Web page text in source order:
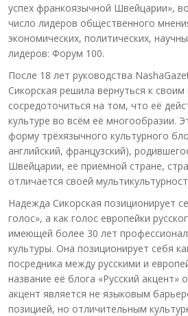
успех франкоязычной Швейцарии»,
число лидеров общественного
экономических, политических,
лидеров: Форум 100.
После 18 лет руководства
Сикорская решила вернуться к своим
сосредоточиться на том, что её
культуре во всём её многообразии.
форму трёхязычного культурного
английский, французский),
Швейцарии, её приёмной стране,
отличается своей
Надежда Сикорская позиционирует
голос», а как голос европейки
имеющей более 30 лет
культуры. Она позиционирует себя
посредника между русскими и
название её блога «Русский акцент»
акцент является не языковым
позицией, но отличительным